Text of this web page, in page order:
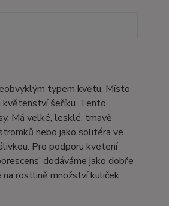
typem květu. Místo
květenství šeříku. Tento
Má velké, lesklé, tmavě
nebo jako solitéra ve
Pro podporu kvetení
dodáváme jako dobře
rostlině množství kuliček,